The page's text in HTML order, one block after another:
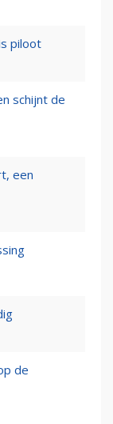
piloot
schijnt de
een
de